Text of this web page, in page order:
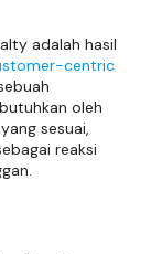
adalah hasil
centric
oleh
sesuai,
reaksi